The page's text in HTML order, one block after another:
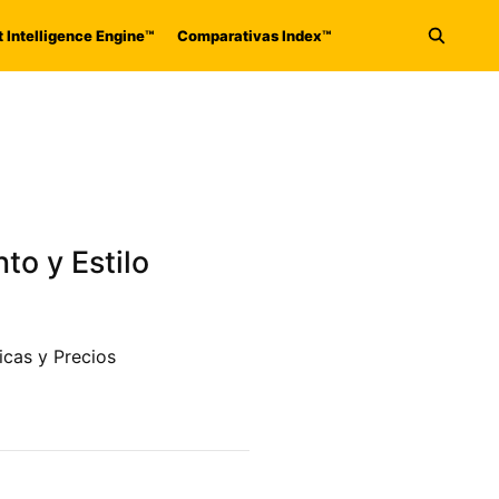
Intelligence Engine™ Comparativas Index™
Abrir
y Estilo
y Precios